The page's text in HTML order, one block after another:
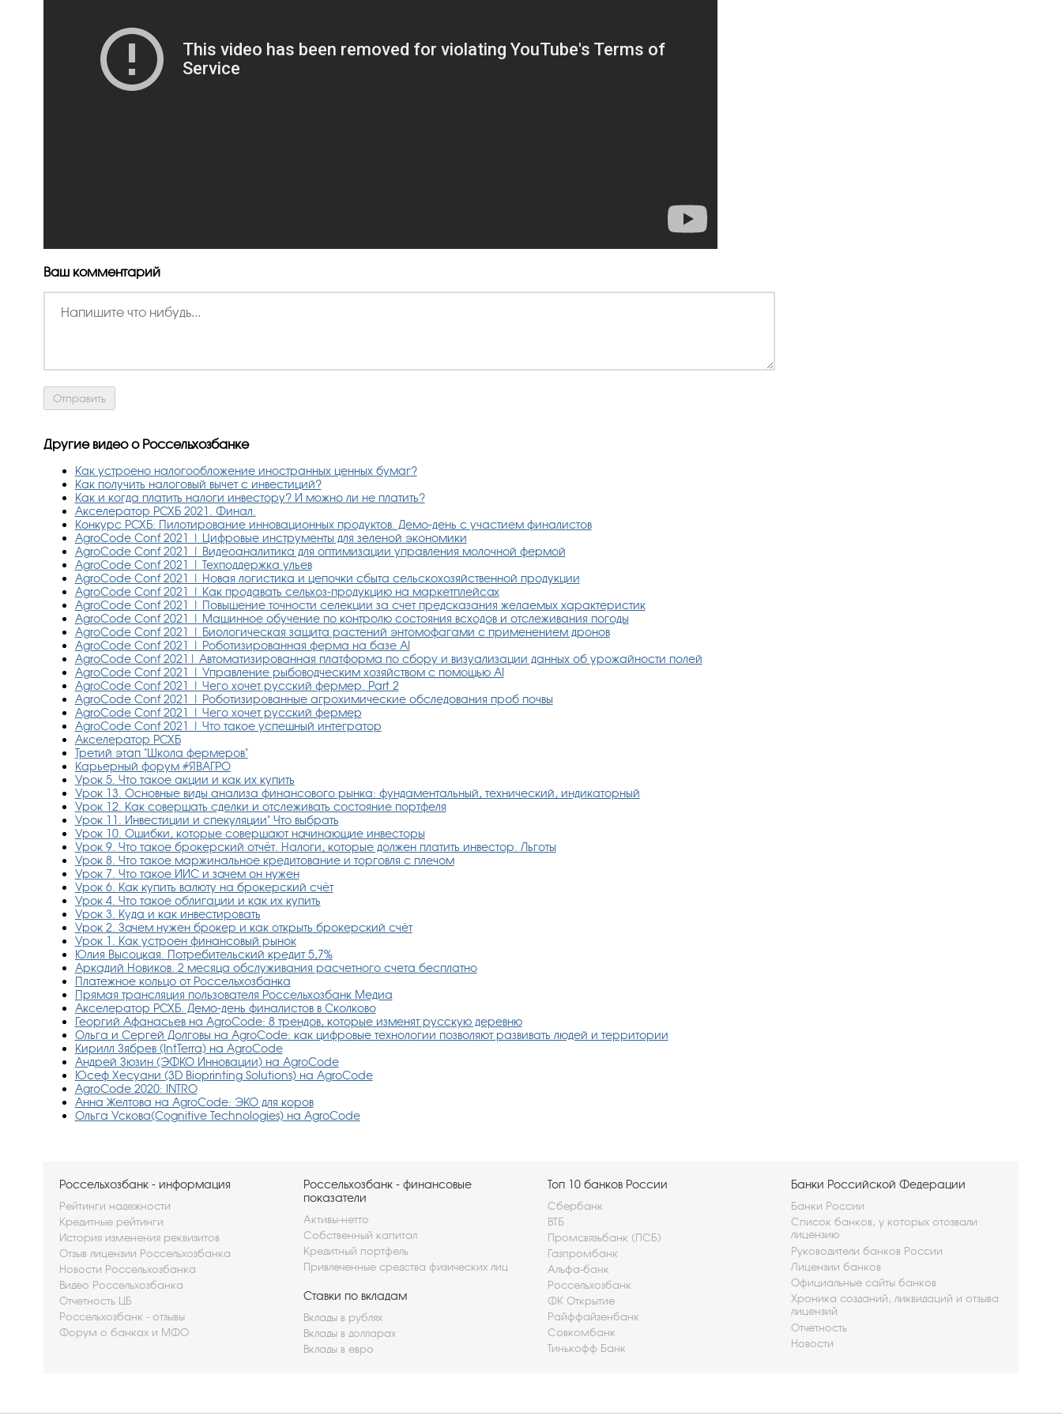
Ваш комментарий
Другие видео о Россельхозбанке
Как устроено налогообложение иностранных ценных бумаг?
Как получить налоговый вычет с инвестиций?
Как и когда платить налоги инвестору? И можно ли не платить?
Акселератор РСХБ 2021. Финал.
Конкурс РСХБ: Пилотирование инновационных продуктов. Демо-день с участием финалистов
AgroCode Conf 2021 | Цифровые инструменты для зеленой экономики
AgroCode Conf 2021 | Видеоаналитика для оптимизации управления молочной фермой
AgroCode Conf 2021 | Техподдержка ульев
AgroCode Conf 2021 | Новая логистика и цепочки сбыта сельскохозяйственной продукции
AgroCode Conf 2021 | Как продавать сельхоз-продукцию на маркетплейсах
AgroCode Conf 2021 | Повышение точности селекции за счет предсказания желаемых характеристик
AgroCode Conf 2021 | Машинное обучение по контролю состояния всходов и отслеживания погоды
AgroCode Conf 2021 | Биологическая защита растений энтомофагами с применением дронов
AgroCode Conf 2021 | Роботизированная ферма на базе AI
AgroCode Conf 2021| Автоматизированная платформа по сбору и визуализации данных об урожайности полей
AgroCode Conf 2021 | Управление рыбоводческим хозяйством с помощью AI
AgroCode Conf 2021 | Чего хочет русский фермер. Part 2
AgroCode Conf 2021 | Роботизированные агрохимические обследования проб почвы
AgroCode Conf 2021 | Чего хочет русский фермер
AgroCode Conf 2021 | Что такое успешный интегратор
Акселератор РСХБ
Третий этап "Школа фермеров"
Карьерный форум #ЯВАГРО
Урок 5. Что такое акции и как их купить
Урок 13. Основные виды анализа финансового рынка: фундаментальный, технический, индикаторный
Урок 12. Как совершать сделки и отслеживать состояние портфеля
Урок 11. Инвестиции и спекуляции" Что выбрать
Урок 10. Ошибки, которые совершают начинающие инвесторы
Урок 9. Что такое брокерский отчёт. Налоги, которые должен платить инвестор. Льготы
Урок 8. Что такое маржинальное кредитование и торговля с плечом
Урок 7. Что такое ИИС и зачем он нужен
Урок 6. Как купить валюту на брокерский счёт
Урок 4. Что такое облигации и как их купить
Урок 3. Куда и как инвестировать
Урок 2. Зачем нужен брокер и как открыть брокерский счёт
Урок 1. Как устроен финансовый рынок
Юлия Высоцкая. Потребительский кредит 5,7%
Аркадий Новиков. 2 месяца обслуживания расчетного счета бесплатно
Платежное кольцо от Россельхозбанка
Прямая трансляция пользователя Россельхозбанк Медиа
Акселератор РСХБ. Демо-день финалистов в Сколково
Георгий Афанасьев на AgroCode: 8 трендов, которые изменят русскую деревню
Ольга и Сергей Долговы на AgroCode: как цифровые технологии позволяют развивать людей и территории
Кирилл Зябрев (IntTerra) на AgroCode
Андрей Зюзин (ЭФКО Инновации) на AgroCode
Юсеф Хесуани (3D Bioprinting Solutions) на AgroCode
AgroCode 2020: INTRO
Анна Желтова на AgroCode: ЭКО для коров
Ольга Ускова(Cognitive Technologies) на AgroCode
Россельхозбанк - информация
Рейтинги надежности
Кредитные рейтинги
История изменения реквизитов
Отзыв лицензии Россельхозбанка
Новости Россельхозбанка
Видео Россельхозбанка
Отчетность ЦБ
Россельхозбанк - отзывы
Форум о банках и МФО
Россельхозбанк - финансовые
показатели
Активы-нетто
Собственный капитал
Кредитный портфель
Привлеченные средства физических лиц
Ставки по вкладам
Вклады в рублях
Вклады в долларах
Вклады в евро
Топ 10 банков России
Сбербанк
ВТБ
Промсвязьбанк (ПСБ)
Газпромбанк
Альфа-банк
Россельхозбанк
ФК Открытие
Райффайзенбанк
Совкомбанк
Тинькофф Банк
Банки Российской Федерации
Банки России
Список банков, у которых отозвали
лицензию
Руководители банков России
Лицензии банков
Официальные сайты банков
Хроника созданий, ликвидаций и отзыва
лицензий
Отчетность
Новости